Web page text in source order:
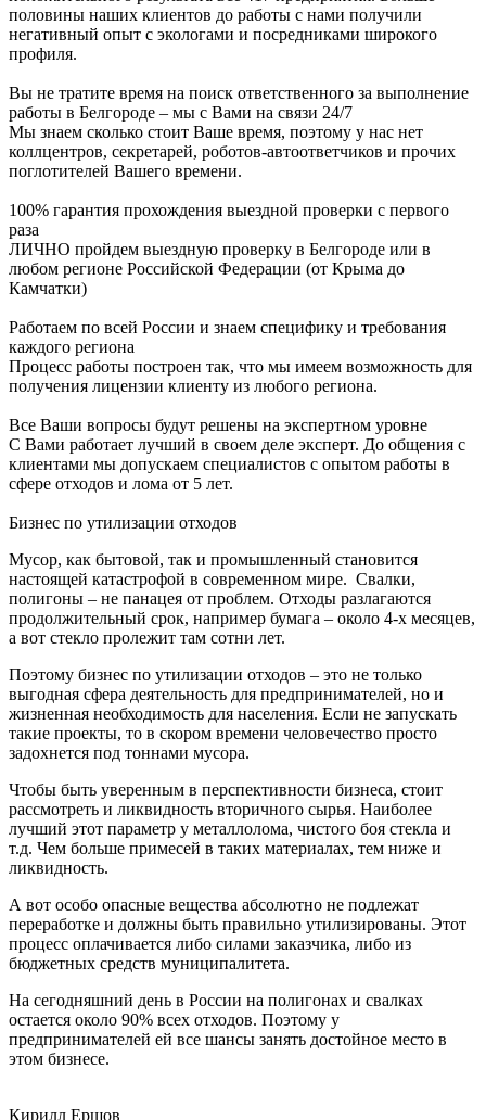
половины наших клиентов до работы с нами получили
негативный опыт с экологами и посредниками широкого
профиля.
Вы не тратите время на поиск ответственного за выполнение
работы в Белгороде – мы с Вами на связи 24/7
Мы знаем сколько стоит Ваше время, поэтому у нас нет
коллцентров, секретарей, роботов-автоответчиков и прочих
поглотителей Вашего времени.
100% гарантия прохождения выездной проверки с первого
раза
ЛИЧНО пройдем выездную проверку в Белгороде или в
любом регионе Российской Федерации (от Крыма до
Камчатки)
Работаем по всей России и знаем специфику и требования
каждого региона
Процесс работы построен так, что мы имеем возможность для
получения лицензии клиенту из любого региона.
Все Ваши вопросы будут решены на экспертном уровне
С Вами работает лучший в своем деле эксперт. До общения с
клиентами мы допускаем специалистов с опытом работы в
сфере отходов и лома от 5 лет.
Бизнес по утилизации отходов
Мусор, как бытовой, так и промышленный становится
настоящей катастрофой в современном мире. Свалки,
полигоны – не панацея от проблем. Отходы разлагаются
продолжительный срок, например бумага – около 4-х месяцев,
а вот стекло пролежит там сотни лет.
Поэтому бизнес по утилизации отходов – это не только
выгодная сфера деятельность для предпринимателей, но и
жизненная необходимость для населения. Если не запускать
такие проекты, то в скором времени человечество просто
задохнется под тоннами мусора.
Чтобы быть уверенным в перспективности бизнеса, стоит
рассмотреть и ликвидность вторичного сырья. Наиболее
лучший этот параметр у металлолома, чистого боя стекла и
т.д. Чем больше примесей в таких материалах, тем ниже и
ликвидность.
А вот особо опасные вещества абсолютно не подлежат
переработке и должны быть правильно утилизированы. Этот
процесс оплачивается либо силами заказчика, либо из
бюджетных средств муниципалитета.
На сегодняшний день в России на полигонах и свалках
остается около 90% всех отходов. Поэтому у
предпринимателей ей все шансы занять достойное место в
этом бизнесе.
Кирилл Ершов